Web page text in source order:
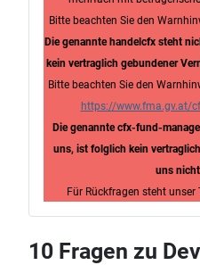
Bitte beachten Sie den
Die genannte handelcfx steht
kein vertraglich gebundener
Bitte beachten Sie den
https://www.fma.gv.at/
Die genannte cfx-fund-
uns, ist folglich kein
uns
Für Rückfragen steht
10 Fragen zu